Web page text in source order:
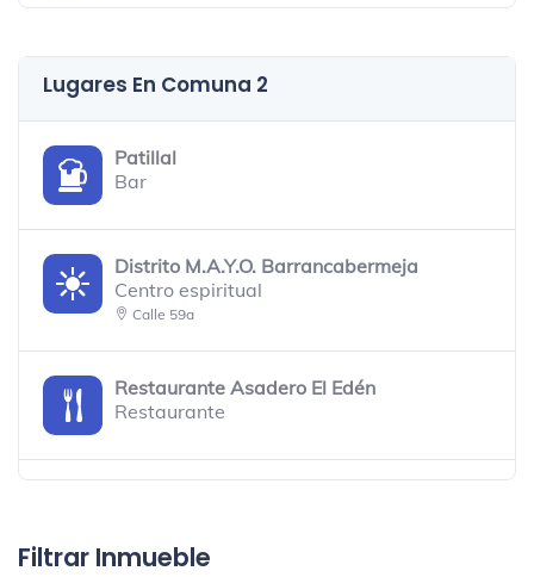
Lugares En Comuna 2
Patillal
Bar
Distrito M.A.Y.O. Barrancabermeja
Centro espiritual
Calle 59a
Restaurante Asadero El Edén
Restaurante
Filtrar Inmueble